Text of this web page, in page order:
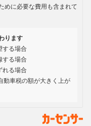
めに必要な費用も含まれて
ります
する場合
する場合
れる場合
動車税の額が大きく上が